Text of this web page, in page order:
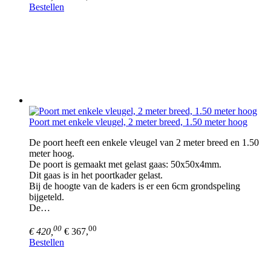
Bestellen
Poort met enkele vleugel, 2 meter breed, 1.50 meter hoog
De poort heeft een enkele vleugel van 2 meter breed en 1.50
meter hoog.
De poort is gemaakt met gelast gaas: 50x50x4mm.
Dit gaas is in het poortkader gelast.
Bij de hoogte van de kaders is er een 6cm grondspeling
bijgeteld.
De…
€ 420, 00 € 367,00
Bestellen